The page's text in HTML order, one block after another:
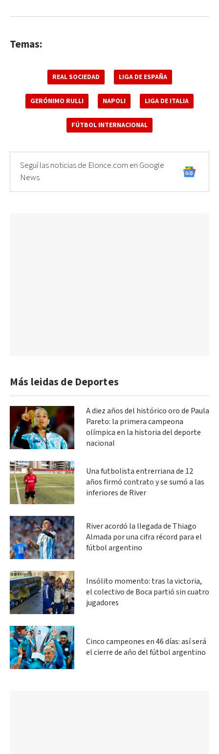
Temas:
REAL SOCIEDAD LIGA DE ESPAÑA
GERÓNIMO RULLI NAPOLI LIGA DE ITALIA
FÚTBOL INTERNACIONAL
Seguí las noticias de Elonce.com en Google
News
Más leidas de Deportes
A diez años del histórico oro de Paula
Pareto: la primera campeona
olímpica en la historia del deporte
nacional
Una futbolista entrerriana de 12
años firmó contrato y se sumó a las
inferiores de River
River acordó la llegada de Thiago
Almada por una cifra récord para el
fútbol argentino
Insólito momento: tras la victoria,
el colectivo de Boca partió sin cuatro
jugadores
Cinco campeones en 46 días: así será
el cierre de año del fútbol argentino